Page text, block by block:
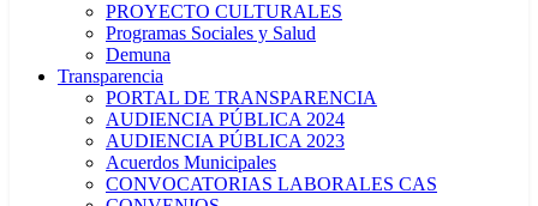
PROYECTO CULTURALES
Programas Sociales y Salud
Demuna
Transparencia
PORTAL DE TRANSPARENCIA
AUDIENCIA PÚBLICA 2024
AUDIENCIA PÚBLICA 2023
Acuerdos Municipales
CONVOCATORIAS LABORALES CAS